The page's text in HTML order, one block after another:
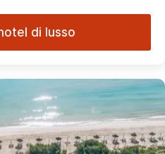
di lusso